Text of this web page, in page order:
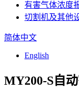
有害气体浓度
切割机及其他
简体中文
English
MY200-S自